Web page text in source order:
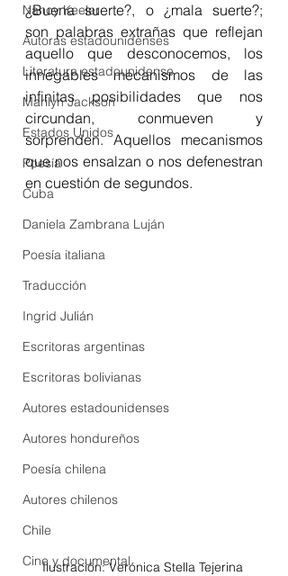
Nancy Keeler
Autoras estadounidenses
Literatura estadounidense
Marilyn Jackson
Estados Unidos
Poesía
Cuba
Daniela Zambrana Luján
Poesía italiana
Traducción
Ingrid Julián
Escritoras argentinas
Escritoras bolivianas
Autores estadounidenses
Autores hondureños
Poesía chilena
Autores chilenos
Chile
Cine y documental
¿Buena suerte?, o ¿mala suerte?;
son palabras extrañas que reflejan
aquello que desconocemos, los
innegables mecanismos de las
infinitas posibilidades que nos
circundan, conmueven y
sorprenden. Aquellos mecanismos
que nos ensalzan o nos defenestran
en cuestión de segundos.
Ilustración: Verónica Stella Tejerina